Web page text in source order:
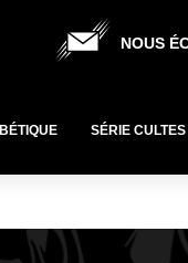
NOUS
SÉRIE CULTES